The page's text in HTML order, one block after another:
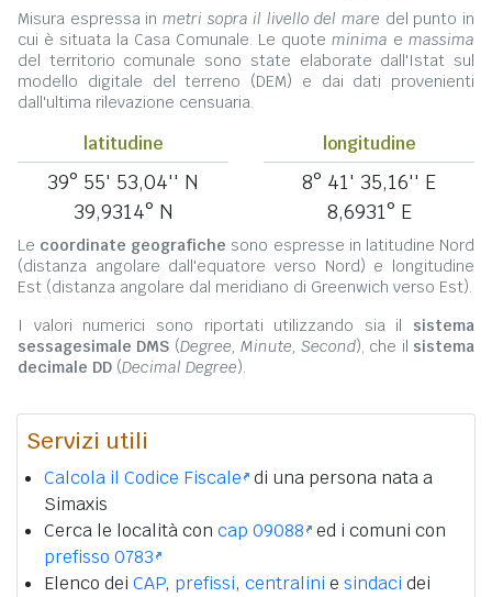
Misura espressa in metri sopra il livello del mare del punto in
cui è situata la Casa Comunale. Le quote minima e massima
del territorio comunale sono state elaborate dall'Istat sul
modello digitale del terreno (DEM) e dai dati provenienti
dall'ultima rilevazione censuaria.
latitudine
39° 55' 53,04'' N
39,9314° N
longitudine
8° 41' 35,16'' E
8,6931° E
Le coordinate geografiche sono espresse in latitudine Nord
(distanza angolare dall'equatore verso Nord) e longitudine
Est (distanza angolare dal meridiano di Greenwich verso Est).
I valori numerici sono riportati utilizzando sia il sistema
sessagesimale DMS (Degree, Minute, Second), che il sistema
decimale DD (Decimal Degree).
Servizi utili
Calcola il Codice Fiscale di una persona nata a
Simaxis
Cerca le località con cap 09088 ed i comuni con
prefisso 0783
Elenco dei CAP, prefissi, centralini e sindaci dei